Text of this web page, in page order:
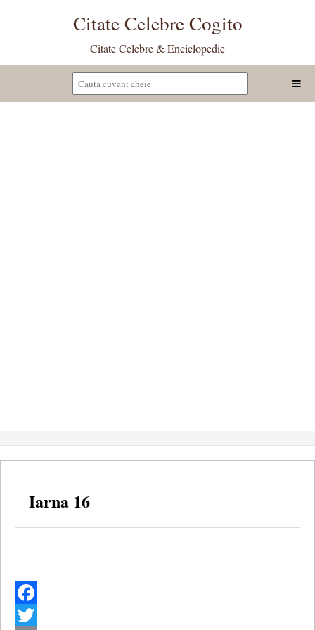
Citate Celebre Cogito
Citate Celebre & Enciclopedie
Iarna 16
Facebook